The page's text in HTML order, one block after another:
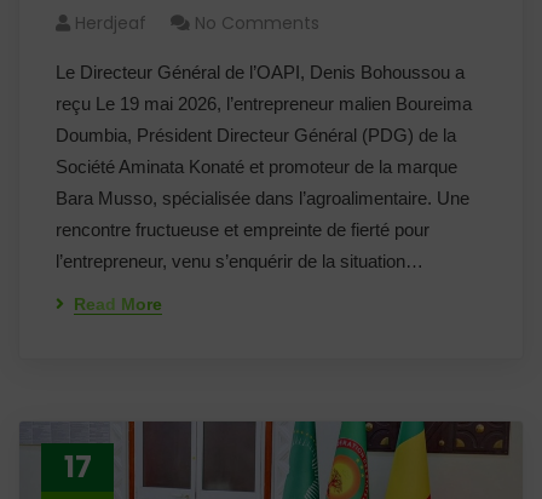
Herdjeaf No Comments
Le Directeur Général de l’OAPI, Denis Bohoussou a
reçu Le 19 mai 2026, l’entrepreneur malien Boureima
Doumbia, Président Directeur Général (PDG) de la
Société Aminata Konaté et promoteur de la marque
Bara Musso, spécialisée dans l’agroalimentaire. Une
rencontre fructueuse et empreinte de fierté pour
l’entrepreneur, venu s’enquérir de la situation…
Read More
17